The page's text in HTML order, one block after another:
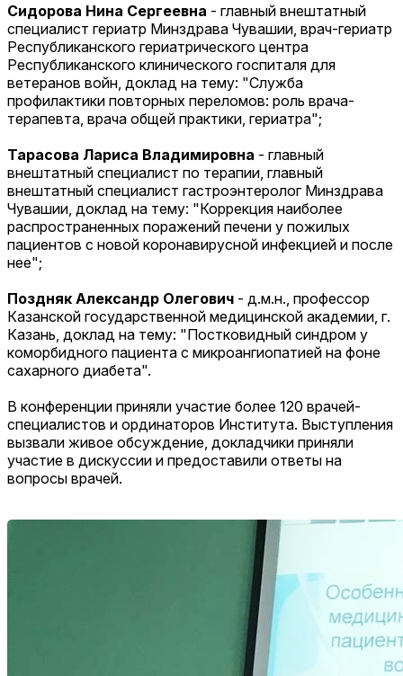
Сидорова Нина Сергеевна - главный внештатный
специалист гериатр Минздрава Чувашии, врач-гериатр
Республиканского гериатрического центра
Республиканского клинического госпиталя для
ветеранов войн, доклад на тему: "Служба
профилактики повторных переломов: роль врача-
терапевта, врача общей практики, гериатра";
Тарасова Лариса Владимировна - главный
внештатный специалист по терапии, главный
внештатный специалист гастроэнтеролог Минздрава
Чувашии, доклад на тему: "Коррекция наиболее
распространенных поражений печени у пожилых
пациентов с новой коронавирусной инфекцией и после
нее";
Поздняк Александр Олегович - д.м.н., профессор
Казанской государственной медицинской академии, г.
Казань, доклад на тему: "Постковидный синдром у
коморбидного пациента с микроангиопатией на фоне
сахарного диабета".
В конференции приняли участие более 120 врачей-
специалистов и ординаторов Института. Выступления
вызвали живое обсуждение, докладчики приняли
участие в дискуссии и предоставили ответы на
вопросы врачей.